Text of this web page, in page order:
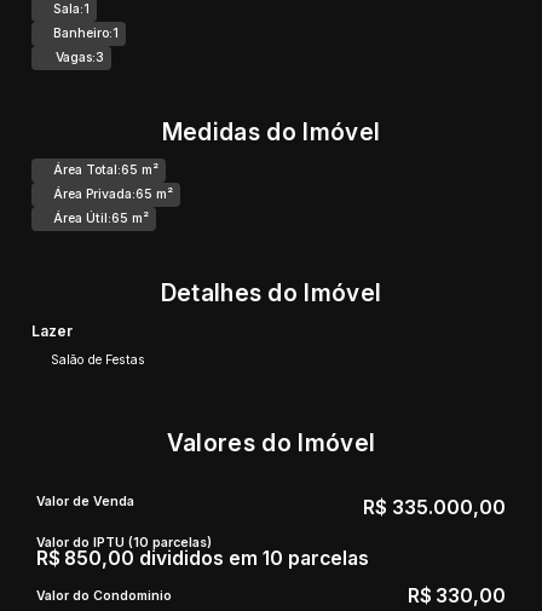
Sala:1
Banheiro:1
Vagas:3
Medidas do Imóvel
Área Total:65 m²
Área Privada:65 m²
Área Útil:65 m²
Detalhes do Imóvel
Lazer
Salão de Festas
Valores do Imóvel
R$ 335.000,00
Valor de Venda
Valor do IPTU (10 parcelas)
R$ 850,00 divididos em 10 parcelas
Valor do Condominio R$ 330,00